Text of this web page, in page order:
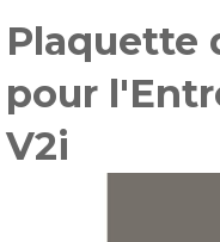
Plaquette
pour
V2i